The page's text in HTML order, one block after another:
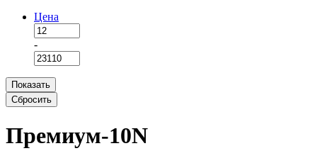
Цена
-
Показать
Сбросить
Премиум-10N